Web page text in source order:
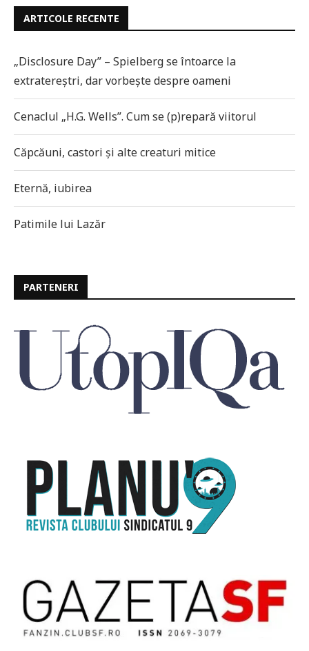
ARTICOLE RECENTE
„Disclosure Day” – Spielberg se întoarce la
extratereștri, dar vorbește despre oameni
Cenaclul „H.G. Wells”. Cum se (p)repară viitorul
Căpcăuni, castori și alte creaturi mitice
Eternă, iubirea
Patimile lui Lazăr
PARTENERI